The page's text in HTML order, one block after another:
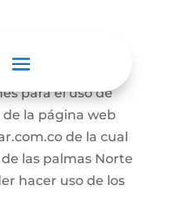
se establecen
para el uso de
la página web
de la cual
las palmas Norte
hacer uso de los